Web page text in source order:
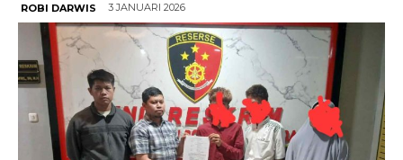
ROBI DARWIS 3 JANUARI 2026